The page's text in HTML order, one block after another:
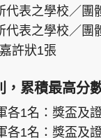
表之學校／團
表之學校／團
許狀1張
累積最高分
各1名：獎盃及
各1名：獎盃及